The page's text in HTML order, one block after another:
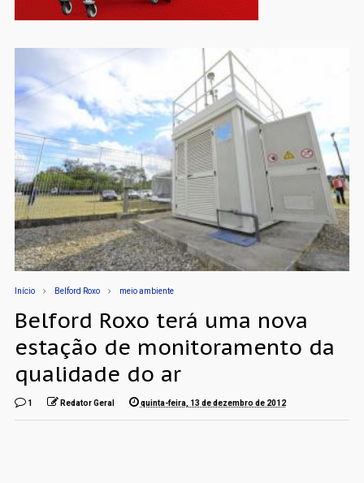
Início Belford Roxo meio ambiente
Belford Roxo terá uma nova
estação de monitoramento da
qualidade do ar
1 Redator Geral quinta-feira, 13 de dezembro de 2012